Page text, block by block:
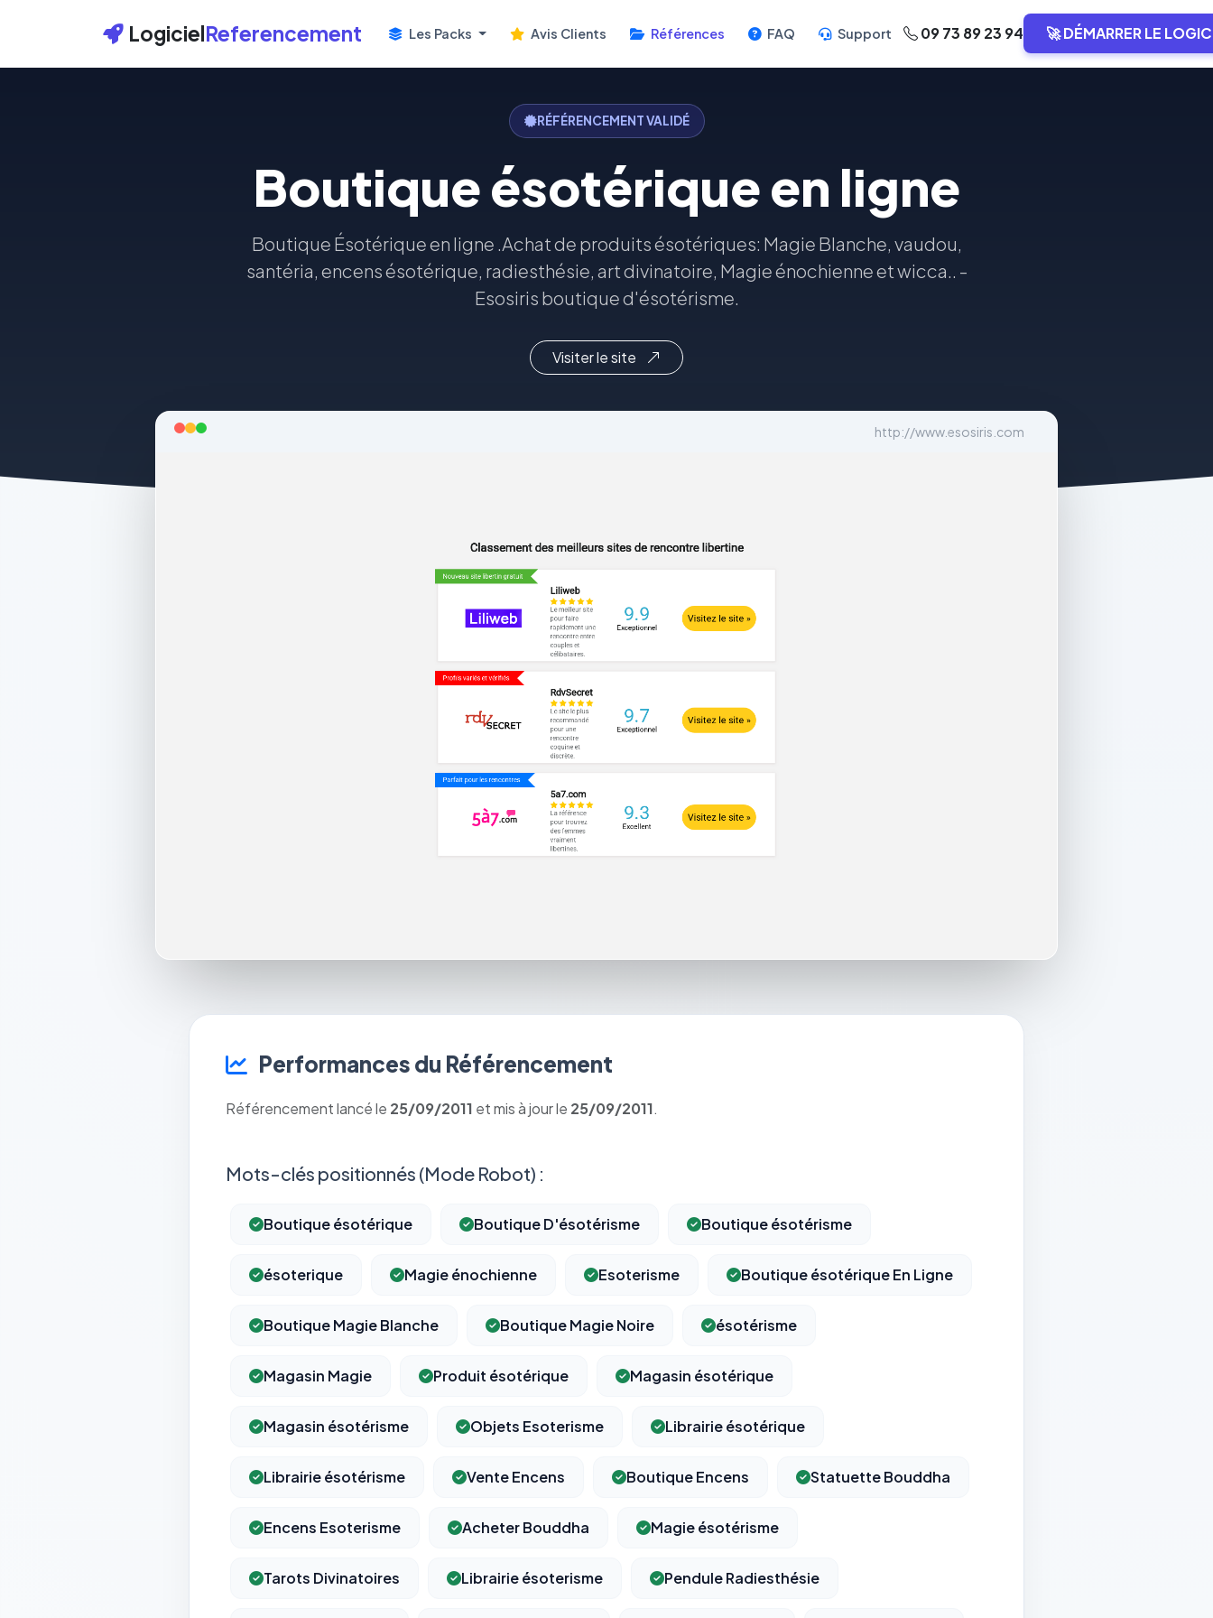
LogicielReferencement Les Packs Avis Clients Références FAQ Support 09 73 89 23 94 🚀 DÉMARRER LE
RÉFÉRENCEMENT VALIDÉ
Boutique ésotérique en ligne
Boutique Ésotérique en ligne .Achat de produits ésotériques: Magie Blanche, vaudou,
santéria, encens ésotérique, radiesthésie, art divinatoire, Magie énochienne et wicca.. -
Esosiris boutique d'ésotérisme.
Visiter le site
http://www.esosiris.com
Performances du Référencement
Référencement lancé le 25/09/2011 et mis à jour le 25/09/2011.
Mots-clés positionnés (Mode Robot) :
Boutique ésotérique Boutique D'ésotérisme Boutique ésotérisme
ésoterique Magie énochienne Esoterisme Boutique ésotérique En Ligne
Boutique Magie Blanche Boutique Magie Noire ésotérisme
Magasin Magie Produit ésotérique Magasin ésotérique
Magasin ésotérisme Objets Esoterisme Librairie ésotérique
Librairie ésotérisme Vente Encens Boutique Encens Statuette Bouddha
Encens Esoterisme Acheter Bouddha Magie ésotérisme
Tarots Divinatoires Librairie ésoterisme Pendule Radiesthésie